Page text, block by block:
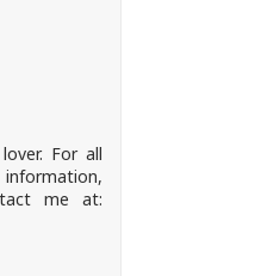
For all
me at: